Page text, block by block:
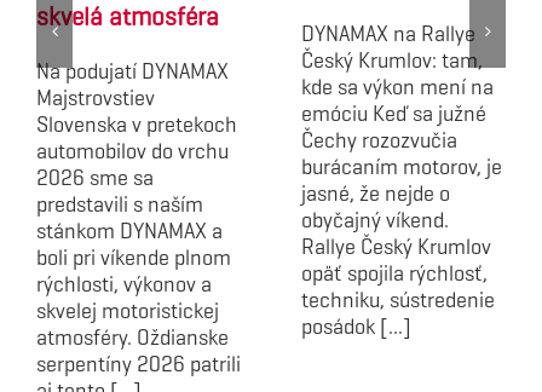
skvelá atmosféra
Na podujatí DYNAMAX
Majstrovstiev
Slovenska v pretekoch
automobilov do vrchu
2026 sme sa
predstavili s naším
stánkom DYNAMAX a
boli pri víkende plnom
rýchlosti, výkonov a
skvelej motoristickej
atmosféry. Oždianske
serpentíny 2026 patrili
DYNAMAX na Rallye
Český Krumlov: tam,
kde sa výkon mení na
emóciu Keď sa južné
Čechy rozozvučia
burácaním motorov, je
jasné, že nejde o
obyčajný víkend.
Rallye Český Krumlov
opäť spojila rýchlosť,
techniku, sústredenie
posádok [...]